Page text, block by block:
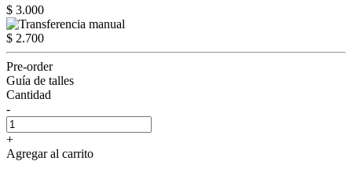
$ 3.000
$ 2.700
Pre-order
Guía de talles
Cantidad
-
+
Agregar al carrito